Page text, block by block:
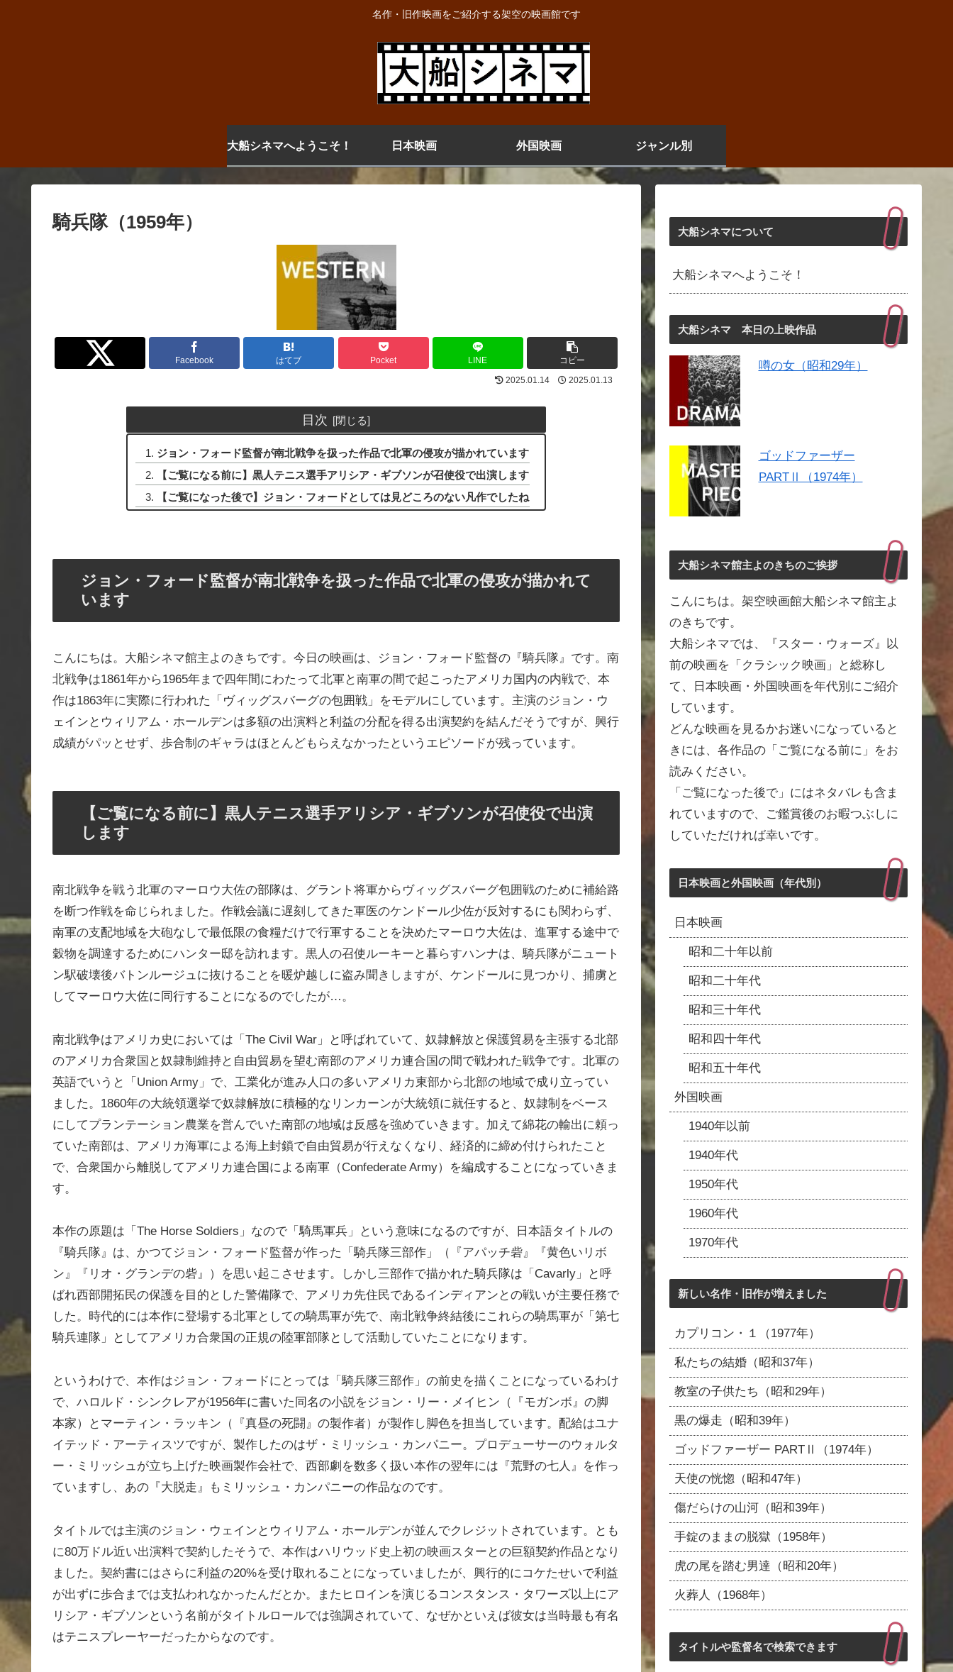
名作・旧作映画をご紹介する架空の映画館です
大船シネマへようこそ！ 日本映画 外国映画 ジャンル別
騎兵隊（1959年）
Twitter
Facebook はてブ Pocket LINE
コピー
2025.01.14
2025.01.13
目次
ジョン・フォード監督が南北戦争を扱った作品で北軍の侵攻が描かれています
【ご覧になる前に】黒人テニス選手アリシア・ギブソンが召使役で出演します
【ご覧になった後で】ジョン・フォードとしては見どころのない凡作でしたね
ジョン・フォード監督が南北戦争を扱った作品で北軍の侵攻が描かれて
います
こんにちは。大船シネマ館主よのきちです。今日の映画は、ジョン・フォード監督の『騎兵隊』です。南
北戦争は1861年から1965年まで四年間にわたって北軍と南軍の間で起こったアメリカ国内の内戦で、本
作は1863年に実際に行われた「ヴィッグスバーグの包囲戦」をモデルにしています。主演のジョン・ウ
ェインとウィリアム・ホールデンは多額の出演料と利益の分配を得る出演契約を結んだそうですが、興行
成績がパッとせず、歩合制のギャラはほとんどもらえなかったというエピソードが残っています。
【ご覧になる前に】黒人テニス選手アリシア・ギブソンが召使役で出演
します
南北戦争を戦う北軍のマーロウ大佐の部隊は、グラント将軍からヴィッグスバーグ包囲戦のために補給路
を断つ作戦を命じられました。作戦会議に遅刻してきた軍医のケンドール少佐が反対するにも関わらず、
南軍の支配地域を大砲なしで最低限の食糧だけで行軍することを決めたマーロウ大佐は、進軍する途中で
穀物を調達するためにハンター邸を訪れます。黒人の召使ルーキーと暮らすハンナは、騎兵隊がニュート
ン駅破壊後バトンルージュに抜けることを暖炉越しに盗み聞きしますが、ケンドールに見つかり、捕虜と
してマーロウ大佐に同行することになるのでしたが…。
南北戦争はアメリカ史においては「The Civil War」と呼ばれていて、奴隷解放と保護貿易を主張する北部
のアメリカ合衆国と奴隷制維持と自由貿易を望む南部のアメリカ連合国の間で戦われた戦争です。北軍の
英語でいうと「Union Army」で、工業化が進み人口の多いアメリカ東部から北部の地域で成り立ってい
ました。1860年の大統領選挙で奴隷解放に積極的なリンカーンが大統領に就任すると、奴隷制をベース
にしてプランテーション農業を営んでいた南部の地域は反感を強めていきます。加えて綿花の輸出に頼っ
ていた南部は、アメリカ海軍による海上封鎖で自由貿易が行えなくなり、経済的に締め付けられたこと
で、合衆国から離脱してアメリカ連合国による南軍（Confederate Army）を編成することになっていきま
す。
本作の原題は「The Horse Soldiers」なので「騎馬軍兵」という意味になるのですが、日本語タイトルの
『騎兵隊』は、かつてジョン・フォード監督が作った「騎兵隊三部作」（『アパッチ砦』『黄色いリボ
ン』『リオ・グランデの砦』）を思い起こさせます。しかし三部作で描かれた騎兵隊は「Cavarly」と呼
ばれ西部開拓民の保護を目的とした警備隊で、アメリカ先住民であるインディアンとの戦いが主要任務で
した。時代的には本作に登場する北軍としての騎馬軍が先で、南北戦争終結後にこれらの騎馬軍が「第七
騎兵連隊」としてアメリカ合衆国の正規の陸軍部隊として活動していたことになります。
というわけで、本作はジョン・フォードにとっては「騎兵隊三部作」の前史を描くことになっているわけ
で、ハロルド・シンクレアが1956年に書いた同名の小説をジョン・リー・メイヒン（『モガンボ』の脚
本家）とマーティン・ラッキン（『真昼の死闘』の製作者）が製作し脚色を担当しています。配給はユナ
イテッド・アーティスツですが、製作したのはザ・ミリッシュ・カンパニー。プロデューサーのウォルタ
ー・ミリッシュが立ち上げた映画製作会社で、西部劇を数多く扱い本作の翌年には『荒野の七人』を作っ
ていますし、あの『大脱走』もミリッシュ・カンパニーの作品なのです。
タイトルでは主演のジョン・ウェインとウィリアム・ホールデンが並んでクレジットされています。とも
に80万ドル近い出演料で契約したそうで、本作はハリウッド史上初の映画スターとの巨額契約作品となり
ました。契約書にはさらに利益の20%を受け取れることになっていましたが、興行的にコケたせいで利益
が出ずに歩合までは支払われなかったんだとか。またヒロインを演じるコンスタンス・タワーズ以上にア
リシア・ギブソンという名前がタイトルロールでは強調されていて、なぜかといえば彼女は当時最も有名
はテニスプレーヤーだったからなのです。
大船シネマについて
大船シネマへようこそ！
大船シネマ 本日の上映作品
噂の女（昭和29年）
ゴッドファーザー
PARTⅡ（1974年）
大船シネマ館主よのきちのご挨拶
こんにちは。架空映画館大船シネマ館主よ
のきちです。
大船シネマでは、『スター・ウォーズ』以
前の映画を「クラシック映画」と総称し
て、日本映画・外国映画を年代別にご紹介
しています。
どんな映画を見るかお迷いになっていると
きには、各作品の「ご覧になる前に」をお
読みください。
「ご覧になった後で」にはネタバレも含ま
れていますので、ご鑑賞後のお暇つぶしに
していただければ幸いです。
日本映画と外国映画（年代別）
日本映画
昭和二十年以前
昭和二十年代
昭和三十年代
昭和四十年代
昭和五十年代
外国映画
1940年以前
1940年代
1950年代
1960年代
1970年代
新しい名作・旧作が増えました
カプリコン・１（1977年）
私たちの結婚（昭和37年）
教室の子供たち（昭和29年）
黒の爆走（昭和39年）
ゴッドファーザー PARTⅡ（1974年）
天使の恍惚（昭和47年）
傷だらけの山河（昭和39年）
手錠のままの脱獄（1958年）
虎の尾を踏む男達（昭和20年）
火葬人（1968年）
タイトルや監督名で検索できます